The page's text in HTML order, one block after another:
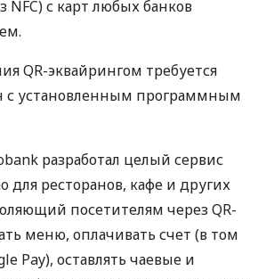
NFC) с карт любых банков
QR-эквайрингом требуется
с установленным программным
разработал целый сервис
для ресторанов, кафе и других
посетителям через QR-
меню, оплачивать счет (в том
Pay), оставлять чаевые и